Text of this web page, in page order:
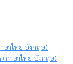
ษาไทย-อังกฤษ)
ภาษาไทย-อังกฤษ)